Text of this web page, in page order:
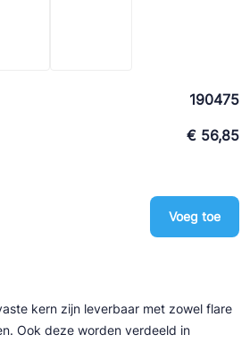
190475
€ 56,85
Voeg toe
kern zijn leverbaar met zowel flare
Ook deze worden verdeeld in